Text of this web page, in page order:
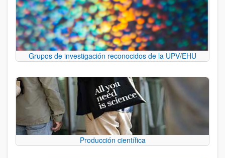
Grupos de investigación reconocidos de la UPV/EHU
Producción científica